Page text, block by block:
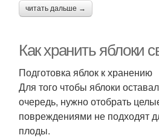
читать дальше →
Как хранить яблоки
Подготовка яблок к хранению
Для того чтобы яблоки
очередь, нужно отобрать
повреждениями не подходят
плоды.